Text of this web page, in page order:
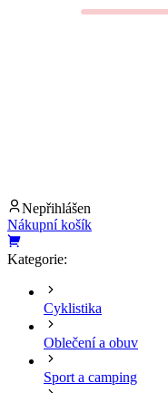
Nepřihlášen
Nákupní košík
Kategorie:
Cyklistika
Oblečení a obuv
Sport a camping